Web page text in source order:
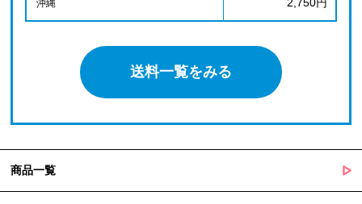
沖縄 2,750円
送料一覧をみる
商品一覧